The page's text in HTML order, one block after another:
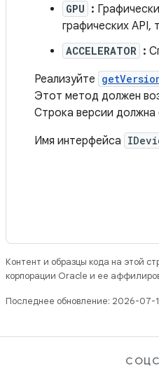
GPU :
графических API,
ACCELERATOR :
Реализуйте
Этот метод должен
Строка версии должна
Имя интерфейса
Контент и образцы кода на этой
корпорации Oracle и ее
Последнее обновление: 2026-07-